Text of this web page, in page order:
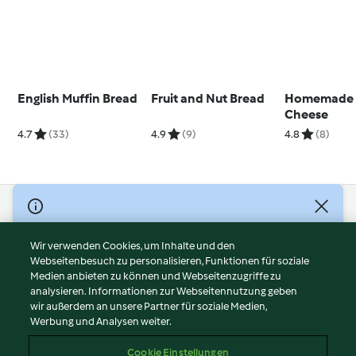
English Muffin Bread
4.7 (33)
Fruit and Nut Bread
4.9 (9)
Cheese
4.8 (8)
© Copyright 2026
Nutzungsbedingungen
Datenschutzrichtlinien
Disclaimer
Impressum
Cookies
Wir verwenden Cookies, um Inhalte und den
Webseitenbesuch zu personalisieren, Funktionen für soziale
Medien anbieten zu können und Webseitenzugriffe zu
analysieren. Informationen zur Webseitennutzung geben
wir außerdem an unsere Partner für soziale Medien,
Werbung und Analysen weiter.
Cookie Einstellungen